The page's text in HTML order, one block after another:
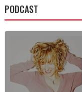
PODCAST